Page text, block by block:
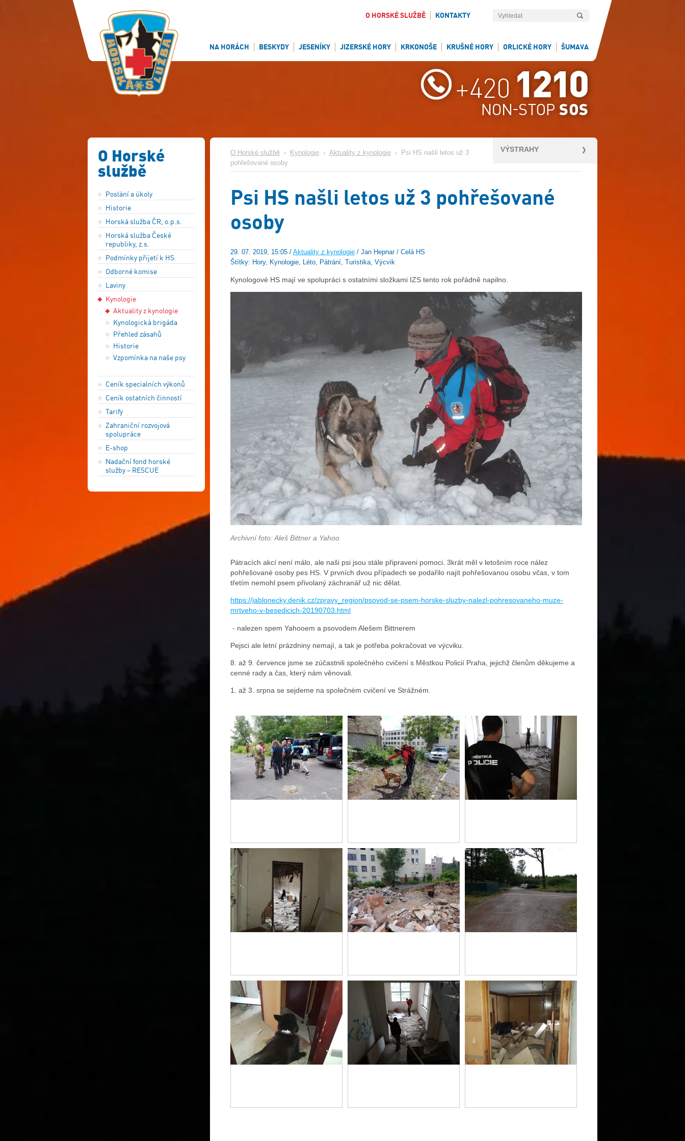
O HORSKÉ SLUŽBĚ KONTAKTY
NA HORÁCH BESKYDY JESENÍKY JIZERSKÉ HORY KRKONOŠE KRUŠNÉ HORY ORLICKÉ HORY ŠUMAVA
O Horské
službě
Poslání a úkoly
Historie
Horská služba ČR, o.p.s.
Horská služba České
republiky, z.s.
Podmínky přijetí k HS
Odborné komise
Laviny
Kynologie
Aktuality z kynologie
Kynologická brigáda
Přehled zásahů
Historie
Vzpomínka na naše psy
Ceník specialních výkonů
Ceník ostatních činností
Tarify
Zahraniční rozvojová
spolupráce
E-shop
Nadační fond horské
služby – RESCUE
VÝSTRAHY
O Horské službě › Kynologie › Aktuality z kynologie ›
Psi HS našli letos už 3
pohřešované osoby
Psi HS našli letos už 3 pohřešované
osoby
29. 07. 2019, 15:05 / Aktuality z kynologie / Jan Hepnar / Celá HS
Štítky: Hory, Kynologie, Léto, Pátrání, Turistika, Výcvik
Kynologové HS mají ve spolupráci s ostatními složkami IZS tento rok pořádně napilno.
Archivní foto: Aleš Bittner a Yahoo
Pátracích akcí není málo, ale naši psi jsou stále připraveni pomoci. 3krát měl v letošním roce nález
pohřešované osoby pes HS. V prvních dvou případech se podařilo najít pohřešovanou osobu včas, v tom
třetím nemohl psem přivolaný záchranář už nic dělat.
https://jablonecky.denik.cz/zpravy_region/psovod-se-psem-horske-sluzby-nalezl-pohresovaneho-muze-
mrtveho-v-besedicich-20190703.html
- nalezen spem Yahooem a psovodem Alešem Bittnerem
Pejsci ale letní prázdniny nemají, a tak je potřeba pokračovat ve výcviku.
8. až 9. července jsme se zúčastnili společného cvičení s Městkou Policií Praha, jejichž členům děkujeme a
cenné rady a čas, který nám věnovali.
1. až 3. srpna se sejdeme na společném cvičení ve Strážném.